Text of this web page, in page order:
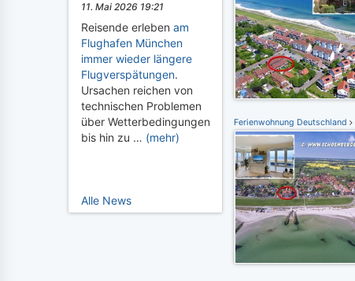
11. Mai 2026 19:21
Reisende erleben am
Flughafen München
immer wieder längere
Flugverspätungen.
Ursachen reichen von
technischen Problemen
über Wetterbedingungen
bis hin zu … (mehr)
Alle News
Ferienwohnung Deutschland